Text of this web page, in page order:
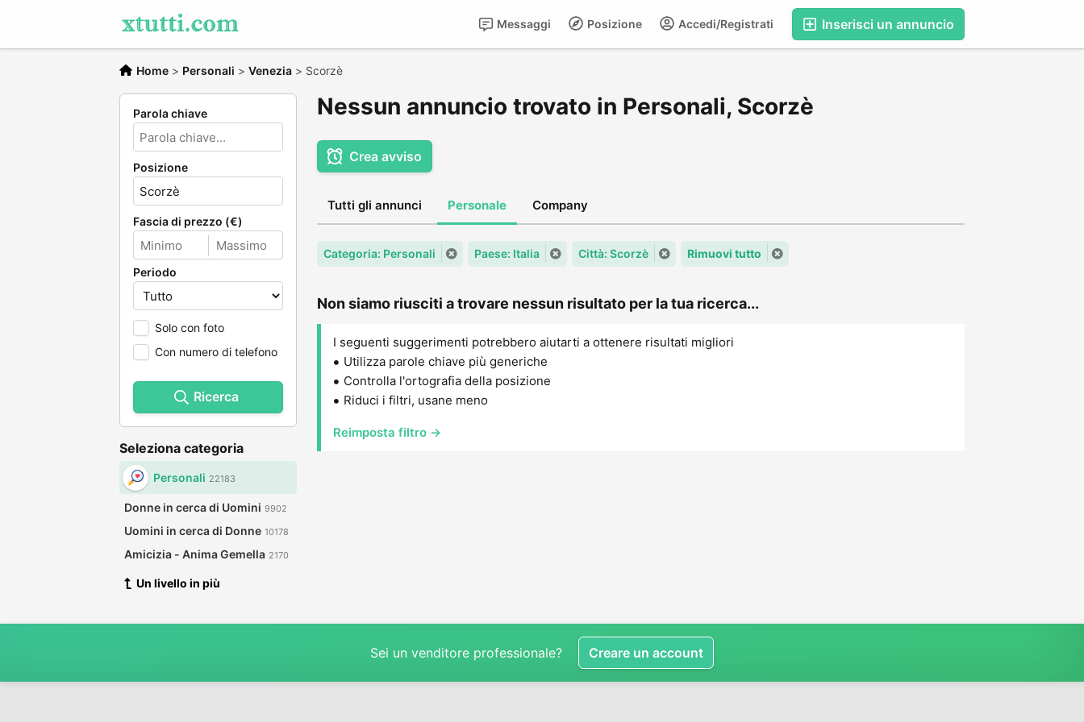
Inserisci un annuncio
Accedi/Registrati
Posizione
Messaggi
Home > Personali > Venezia > Scorzè
Parola chiave
Posizione
Fascia di prezzo (€)
Periodo
Solo con foto
Con numero di telefono
Ricerca
Seleziona categoria
Personali 22183
Donne in cerca di Uomini 9902
Uomini in cerca di Donne 10178
Amicizia - Anima Gemella 2170
Un livello in più
Nessun annuncio trovato in Personali, Scorzè
Crea avviso
Tutti gli annunci Personale Company
Categoria: Personali Paese: Italia Città: Scorzè Rimuovi tutto
Non siamo riusciti a trovare nessun risultato per la tua ricerca...
I seguenti suggerimenti potrebbero aiutarti a ottenere risultati migliori
Utilizza parole chiave più generiche
Controlla l'ortografia della posizione
Riduci i filtri, usane meno
Reimposta filtro →
Sei un venditore professionale? Creare un account